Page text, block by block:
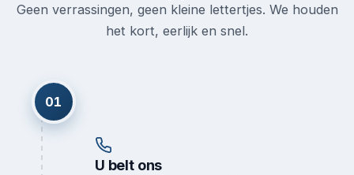
Geen verrassingen, geen kleine lettertjes. We houden
het kort, eerlijk en snel.
01
U belt ons